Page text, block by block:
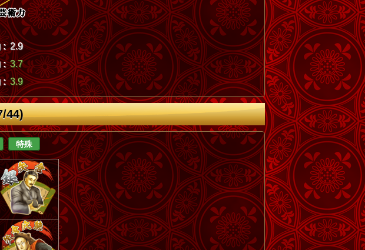
: 2.9
: 3.7
: 3.9
44)
特殊